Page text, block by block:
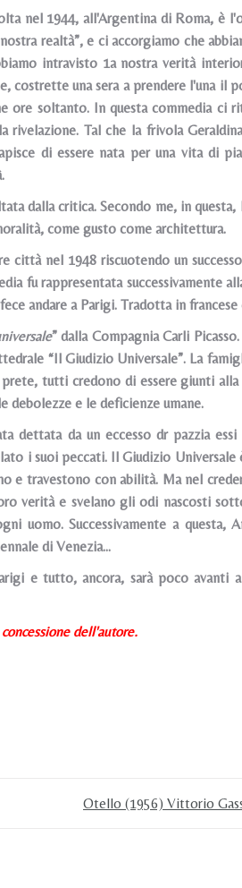
nel 1944, all'Argentina di Roma, è
realtà”, e ci accorgiamo che
intravisto 1a nostra verità
costrette una sera a prendere l'una il
ore soltanto. In questa commedia ci
Tal che la frivola
di essere nata per una vita di
dalla critica. Secondo me, in
come gusto come architettura.
città nel 1948 riscuotendo un
fu rappresentata successivamente
andare a Parigi. Tradotta in francese
” dalla Compagnia Carli
“Il Giudizio Universale”. La
tutti credono di essere giunti
e le deficienze umane.
dettata da un eccesso dr pazzia
i suoi peccati. Il Giudizio Universale
e travestono con abilità. Ma nel
verità e svelano gli odi nascosti
uomo. Successivamente a questa,
di Venezia...
e tutto, ancora, sarà poco avanti
dell'autore.
Otello (1956) Vittorio